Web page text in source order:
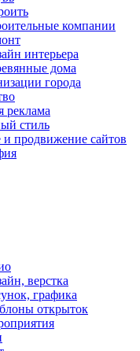
компании
интерьера
дома
города
реклама
стиль
и продвижение сайтов
верстка
графика
открыток